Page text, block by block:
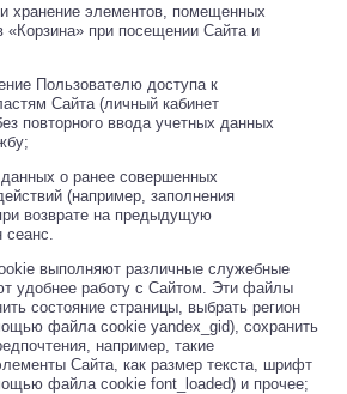
элементов, помещенных
«Корзина» при посещении Сайта и
Пользователю доступа к
Сайта (личный кабинет
повторного ввода учетных данных
о ранее совершенных
(например, заполнения
возврате на предыдущую
сеанс.
выполняют различные служебные
удобнее работу с Сайтом. Эти файлы
состояние страницы, выбрать регион
файла cookie yandex_gid), сохранить
например, такие
Сайта, как размер текста, шрифт
файла cookie font_loaded) и прочее;